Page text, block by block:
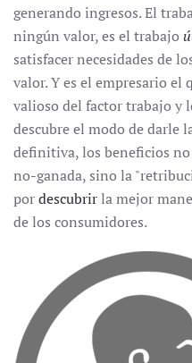
generando ingresos. El
ningún valor, es el trabajo
satisfacer necesidades de
valor. Y es el empresario el
valioso del factor trabajo y
descubre el modo de darle
definitiva, los beneficios
no-ganada, sino la
pordescubrirla mejor
de los consumidores.